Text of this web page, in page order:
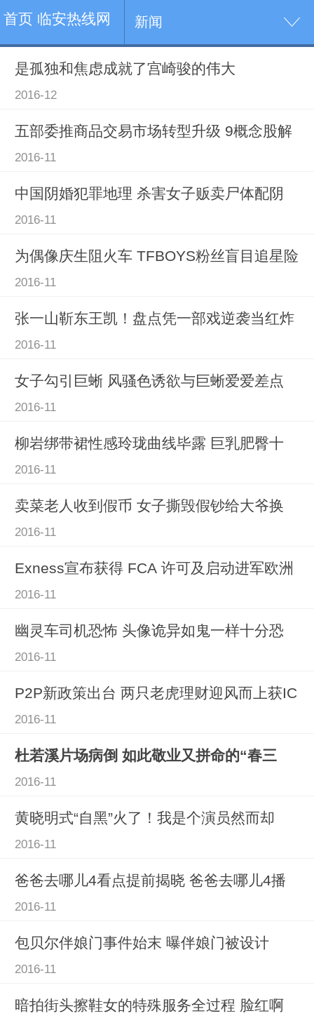
首页 临安热线网 新闻
是孤独和焦虑成就了宫崎骏的伟大
2016-12
五部委推商品交易市场转型升级 9概念股解
2016-11
中国阴婚犯罪地理 杀害女子贩卖尸体配阴
2016-11
为偶像庆生阻火车 TFBOYS粉丝盲目追星险
2016-11
张一山靳东王凯！盘点凭一部戏逆袭当红炸
2016-11
女子勾引巨蜥 风骚色诱欲与巨蜥爱爱差点
2016-11
柳岩绑带裙性感玲珑曲线毕露 巨乳肥臀十
2016-11
卖菜老人收到假币 女子撕毁假钞给大爷换
2016-11
Exness宣布获得 FCA 许可及启动进军欧洲
2016-11
幽灵车司机恐怖 头像诡异如鬼一样十分恐
2016-11
P2P新政策出台 两只老虎理财迎风而上获IC
2016-11
杜若溪片场病倒 如此敬业又拼命的“春三
2016-11
黄晓明式“自黑”火了！我是个演员然而却
2016-11
爸爸去哪儿4看点提前揭晓 爸爸去哪儿4播
2016-11
包贝尔伴娘门事件始末 曝伴娘门被设计
2016-11
暗拍街头擦鞋女的特殊服务全过程 脸红啊